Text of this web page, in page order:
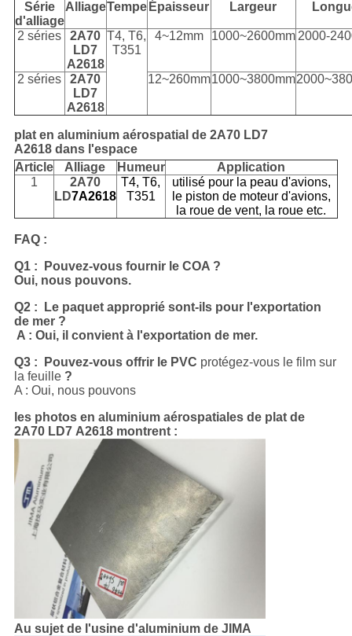
Série
d'alliage
AlliageTempe Épaisseur Largeur
2 séries
2A70
LD7
A2618
T4, T6,
T351
4~12mm 1000~2600mm2000-
2 séries
2A70
LD7
A2618
12~260mm1000~3800mm
plat en aluminium aérospatial de 2A70 LD7
A2618 dans l'espace
Article
Alliage Humeur
Application
1
2A70
LD7A2618
T4, T6,
T351
utilisé pour la peau d'avions,
le piston de moteur d'avions,
la roue de vent, la roue etc.
FAQ :
Q1 : Pouvez-vous fournir le COA ?
Oui, nous pouvons.
Q2 : Le paquet approprié sont-ils pour l'exportation
de mer ?
A : Oui, il convient à l'exportation de mer.
Q3 : Pouvez-vous offrir le PVC protégez-vous le film sur
la feuille ?
A : Oui, nous pouvons
les photos en aluminium aérospatiales de plat de
2A70 LD7 A2618 montrent :
Au sujet de l'usine d'aluminium de JIMA